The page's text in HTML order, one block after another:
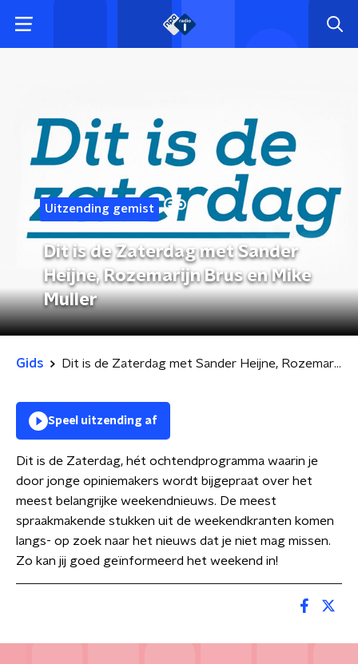
Uitzending gemist
Dit is de Zaterdag met Sander
Heijne, Rozemarijn Brus en Mike
Muller
Gids Dit is de Zaterdag met Sander Heijne, Rozemarijn Brus en Mike Muller
Speel uitzending af
Dit is de Zaterdag, hét ochtendprogramma waarin je
door jonge opiniemakers wordt bijgepraat over het
meest belangrijke weekendnieuws. De meest
spraakmakende stukken uit de weekendkranten komen
langs- op zoek naar het nieuws dat je niet mag missen.
Zo kan jij goed geïnformeerd het weekend in!